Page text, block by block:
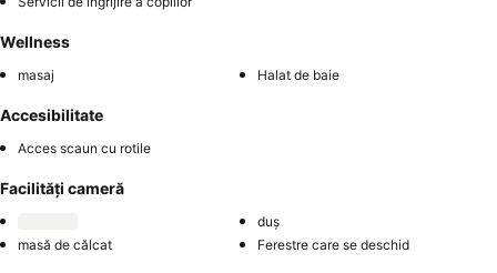
Wellness
masaj Halat de baie
Accesibilitate
Acces scaun cu rotile
Facilități cameră
duș
masă de călcat
Ferestre care se deschid